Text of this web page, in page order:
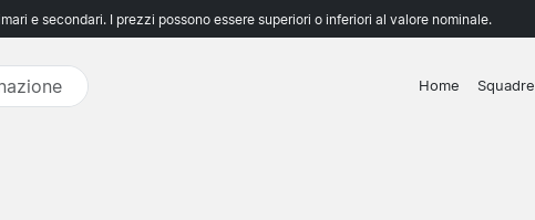
e secondari. I prezzi possono essere superiori o inferiori al valore nominale.
Home Squadre